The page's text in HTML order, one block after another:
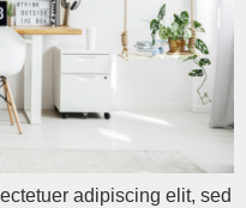
adipiscing elit, sed